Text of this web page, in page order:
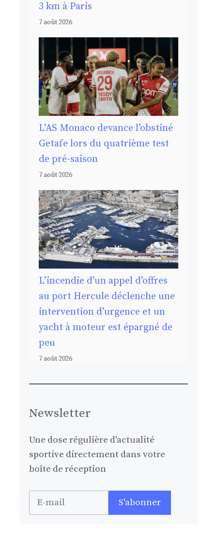
3 km à Paris
7 août 2026
L’AS Monaco devance l’obstiné
Getafe lors du quatrième test
de pré-saison
7 août 2026
L’incendie d’un appel d’offres
au port Hercule déclenche une
intervention d’urgence et un
yacht à moteur est épargné de
peu
7 août 2026
Newsletter
Une dose régulière d'actualité
sportive directement dans votre
boîte de réception